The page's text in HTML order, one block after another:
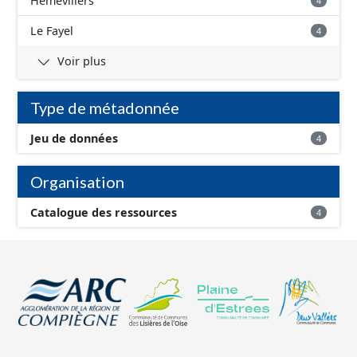
Le Fayel 4
Voir plus
Type de métadonnée
Jeu de données 4
Organisation
Catalogue des ressources 4